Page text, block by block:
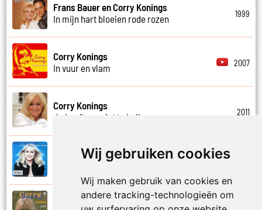
Wij gebruiken cookies
Wij maken gebruik van cookies en
andere tracking-technologieën om
Frans Bauer en Corry Konings
In mijn hart bloeien rode rozen
1999
Corry Konings
In vuur en vlam
2007
Corry Konings
Je hoeft me niet te bellen
2011
Corry Konings
Je kan je leven nooit meer overdoen